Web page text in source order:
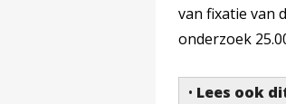
van fixatie van
onderzoek
• Lees ook